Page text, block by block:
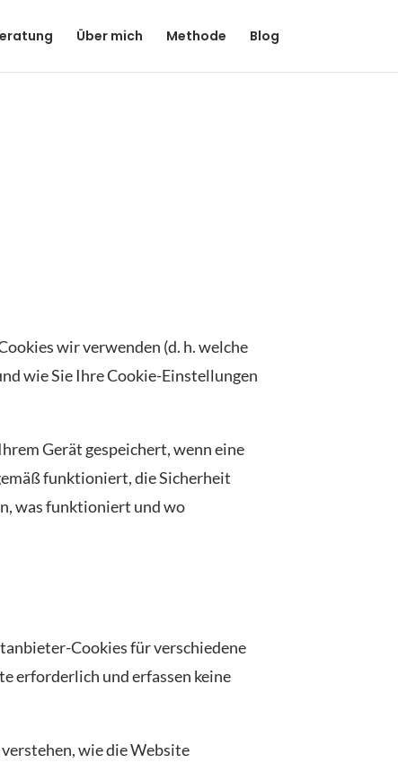
Über mich Methode Blog
wir verwenden (d. h. welche
wie Sie Ihre Cookie-Einstellungen
Gerät gespeichert, wenn eine
funktioniert, die Sicherheit
was funktioniert und wo
Cookies für verschiedene
erforderlich und erfassen keine
wie die Website